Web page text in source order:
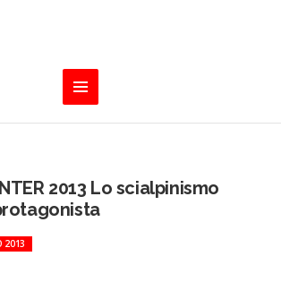
2013 Lo scialpinismo
2013